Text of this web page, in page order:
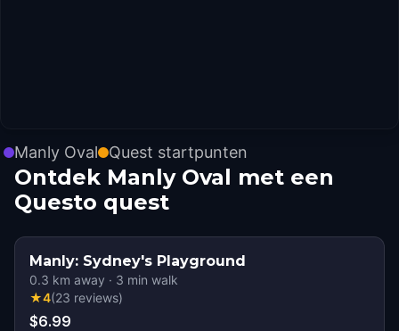
Manly Oval Quest startpunten
Ontdek Manly Oval met een
Questo quest
Manly: Sydney's Playground
0.3 km away · 3 min walk
★4(23 reviews)
$6.99